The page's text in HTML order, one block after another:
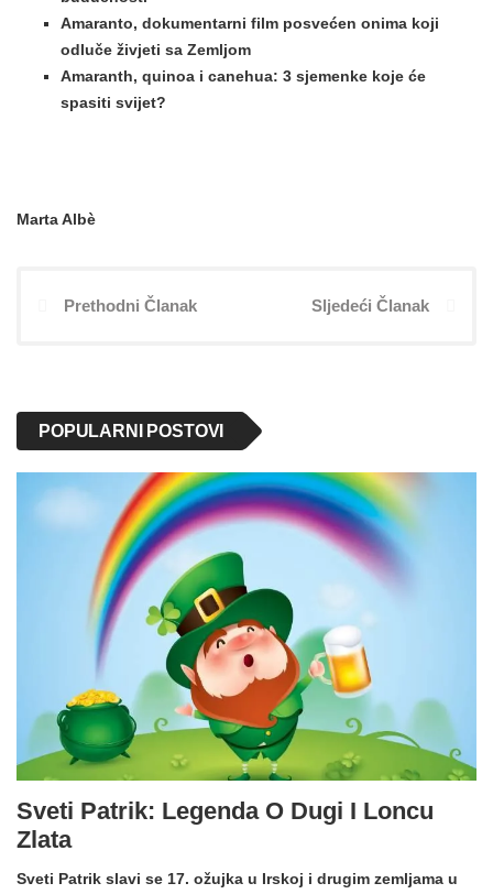
Amaranto, dokumentarni film posvećen onima koji
odluče živjeti sa Zemljom
Amaranth, quinoa i canehua: 3 sjemenke koje će
spasiti svijet?
Marta Albè
Prethodni Članak Sljedeći Članak
POPULARNI POSTOVI
Sveti Patrik: Legenda O Dugi I Loncu
Zlata
Sveti Patrik slavi se 17. ožujka u Irskoj i drugim zemljama u